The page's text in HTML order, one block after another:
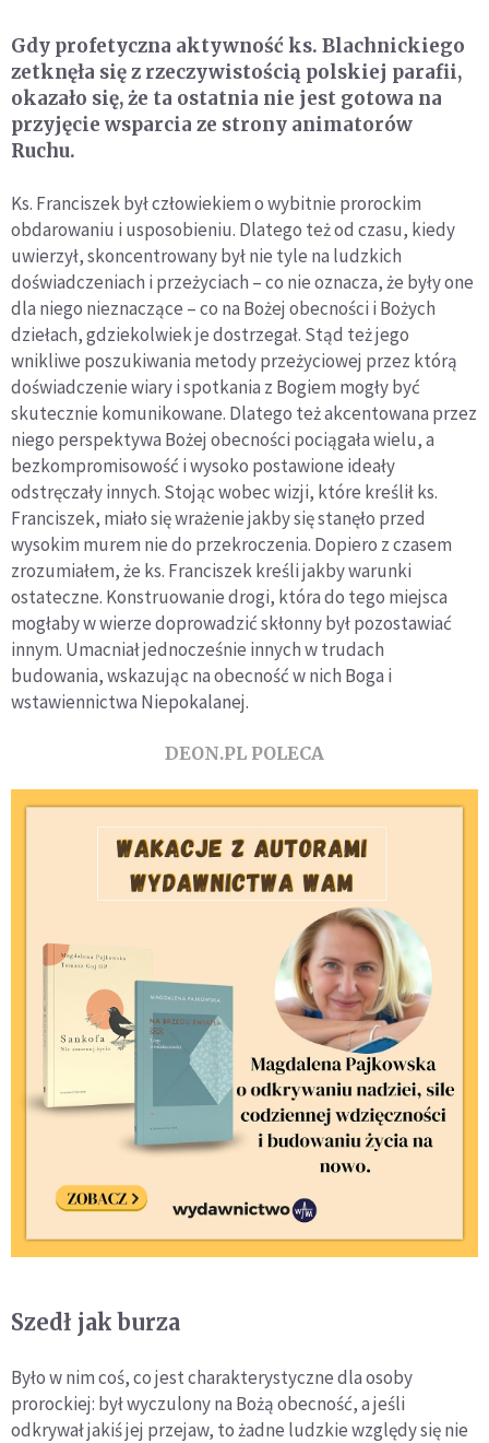
Gdy profetyczna aktywność ks. Blachnickiego
zetknęła się z rzeczywistością polskiej parafii,
okazało się, że ta ostatnia nie jest gotowa na
przyjęcie wsparcia ze strony animatorów
Ruchu.
Ks. Franciszek był człowiekiem o wybitnie prorockim
obdarowaniu i usposobieniu. Dlatego też od czasu, kiedy
uwierzył, skoncentrowany był nie tyle na ludzkich
doświadczeniach i przeżyciach – co nie oznacza, że były one
dla niego nieznaczące – co na Bożej obecności i Bożych
dziełach, gdziekolwiek je dostrzegał. Stąd też jego
wnikliwe poszukiwania metody przeżyciowej przez którą
doświadczenie wiary i spotkania z Bogiem mogły być
skutecznie komunikowane. Dlatego też akcentowana przez
niego perspektywa Bożej obecności pociągała wielu, a
bezkompromisowość i wysoko postawione ideały
odstręczały innych. Stojąc wobec wizji, które kreślił ks.
Franciszek, miało się wrażenie jakby się stanęło przed
wysokim murem nie do przekroczenia. Dopiero z czasem
zrozumiałem, że ks. Franciszek kreśli jakby warunki
ostateczne. Konstruowanie drogi, która do tego miejsca
mogłaby w wierze doprowadzić skłonny był pozostawiać
innym. Umacniał jednocześnie innych w trudach
budowania, wskazując na obecność w nich Boga i
wstawiennictwa Niepokalanej.
DEON.PL POLECA
Szedł jak burza
Było w nim coś, co jest charakterystyczne dla osoby
prorockiej: był wyczulony na Bożą obecność, a jeśli
odkrywał jakiś jej przejaw, to żadne ludzkie względy się nie